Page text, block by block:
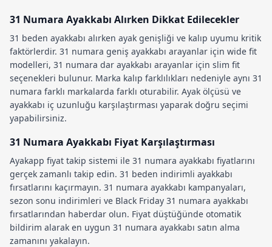
31 Numara Ayakkabı Alırken Dikkat Edilecekler
31 beden ayakkabı alırken ayak genişliği ve kalıp uyumu kritik
faktörlerdir. 31 numara geniş ayakkabı arayanlar için wide fit
modelleri, 31 numara dar ayakkabı arayanlar için slim fit
seçenekleri bulunur. Marka kalıp farklılıkları nedeniyle aynı 31
numara farklı markalarda farklı oturabilir. Ayak ölçüsü ve
ayakkabı iç uzunluğu karşılaştırması yaparak doğru seçimi
yapabilirsiniz.
31 Numara Ayakkabı Fiyat Karşılaştırması
Ayakapp fiyat takip sistemi ile 31 numara ayakkabı fiyatlarını
gerçek zamanlı takip edin. 31 beden indirimli ayakkabı
fırsatlarını kaçırmayın. 31 numara ayakkabı kampanyaları,
sezon sonu indirimleri ve Black Friday 31 numara ayakkabı
fırsatlarından haberdar olun. Fiyat düştüğünde otomatik
bildirim alarak en uygun 31 numara ayakkabı satın alma
zamanını yakalayın.